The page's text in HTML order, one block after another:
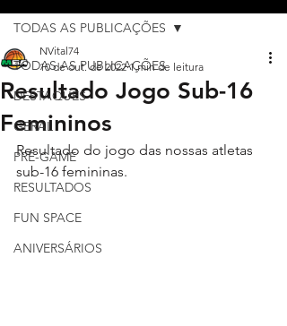
TODAS AS PUBLICAÇÕES
DESTAQUES
GERAL
PRÉ-GAME
RESULTADOS
FUN SPACE
ANIVERSÁRIOS
TODAS AS PUBLICAÇÕES
Resultado Jogo Sub-16
Femininos
NVital74
10 de out. de 2022 1 min de leitura
Resultado do jogo das nossas atletas
sub-16 femininas.